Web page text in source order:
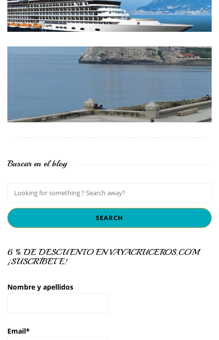
Buscar en el blog
6 % DE DESCUENTO EN VAYACRUCEROS.COM
¡SUSCRÍBETE!
Nombre y apellidos
Email*